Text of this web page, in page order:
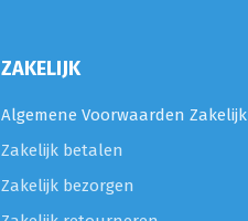
ZAKELIJK
Algemene Voorwaarden Zakelijk
Zakelijk betalen
Zakelijk bezorgen